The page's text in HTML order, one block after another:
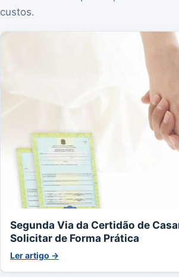
custos.
Segunda Via da Certidão de
Solicitar de Forma Prática
Ler artigo →